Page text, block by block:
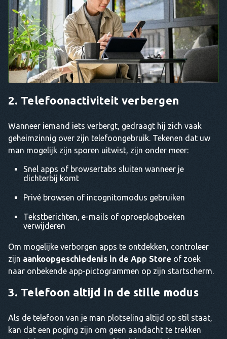
2. Telefoonactiviteit verbergen
Wanneer iemand iets verbergt, gedraagt hij zich vaak
geheimzinnig over zijn telefoongebruik. Tekenen dat uw
man mogelijk zijn sporen uitwist, zijn onder meer:
Snel apps of browsertabs sluiten wanneer je
dichterbij komt
Privé browsen of incognitomodus gebruiken
Tekstberichten, e-mails of oproeplogboeken
verwijderen
Om mogelijke verborgen apps te ontdekken, controleer
zijn aankoopgeschiedenis in de App Store of zoek
naar onbekende app-pictogrammen op zijn startscherm.
3. Telefoon altijd in de stille modus
Als de telefoon van je man plotseling altijd op stil staat,
kan dat een poging zijn om geen aandacht te trekken